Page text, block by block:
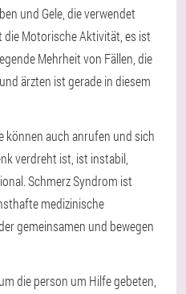
und Gele, die verwendet
Motorische Aktivität, es ist
Mehrheit von Fällen, die
ärzten ist gerade in diesem
können auch anrufen und sich
verdreht ist, ist instabil,
Schmerz Syndrom ist
medizinische
gemeinsamen und bewegen
die person um Hilfe gebeten,